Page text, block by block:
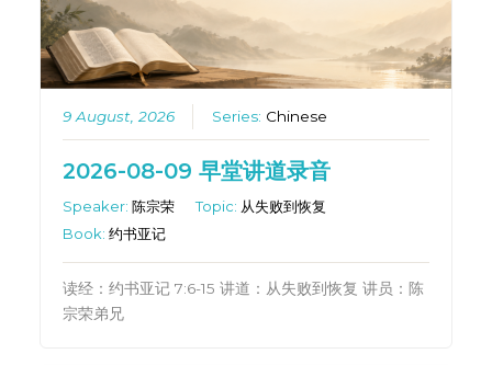
9 August, 2026 Series: Chinese
2026-08-09 早堂讲道录音
Speaker:陈宗荣 Topic: 从失败到恢复
Book:约书亚记
读经：约书亚记 7:6-15 讲道：从失败到恢复 讲员：陈
宗荣弟兄